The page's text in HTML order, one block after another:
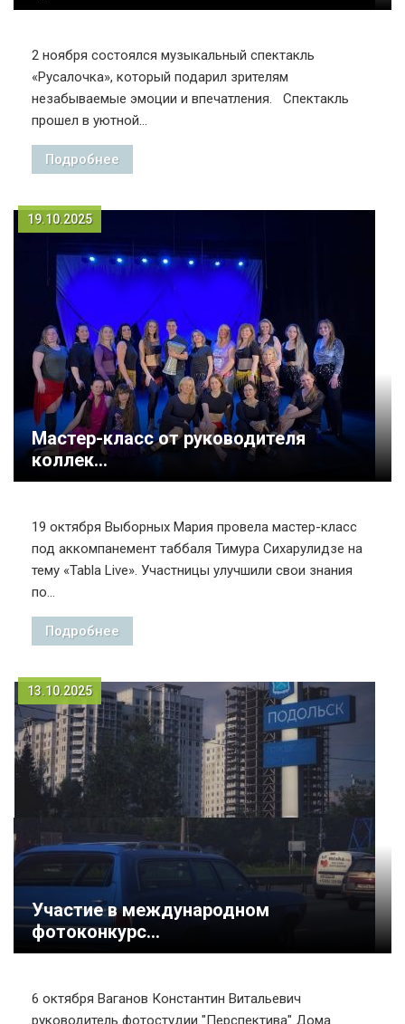
2 ноября состоялся музыкальный спектакль
«Русалочка», который подарил зрителям
незабываемые эмоции и впечатления. Спектакль
прошел в уютной...
Подробнее
19.10.2025
Мастер-класс от руководителя
коллек...
19 октября Выборных Мария провела мастер-класс
под аккомпанемент таббаля Тимура Сихарулидзе на
тему «Tabla Live». Участницы улучшили свои знания
по...
Подробнее
13.10.2025
Участие в международном
фотоконкурс...
6 октября Ваганов Константин Витальевич
руководитель фотостудии "Перспектива" Дома